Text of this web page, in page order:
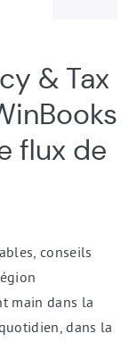
& Tax
flux de
conseils
main dans la
dans la